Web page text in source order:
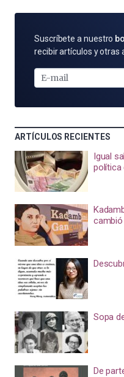
SUSCRÍBETE
POR
MAIL
Suscríbete a nuestro
recibir artículos y otras
ARTÍCULOS RECIENTES
Igual
política
Sopa
De